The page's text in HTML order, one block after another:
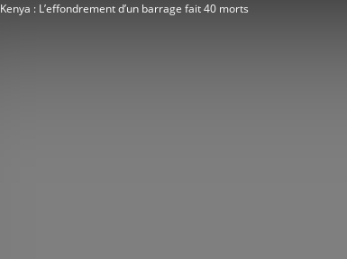
Kenya : L’effondrement d’un barrage fait 40 morts